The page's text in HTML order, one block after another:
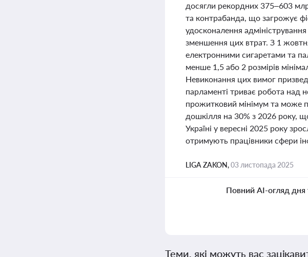
досягли рекордних 375–603
та контрабанда, що загрожує
удосконалення
зменшення цих втрат. З 1
електронними сигаретами та
менше 1,5 або 2 розмірів
Невиконання цих вимог
парламенті триває робота над
прожитковий мінімум та може
дошкілля на 30% з 2026 року,
Україні у вересні 2025 року
отримують працівники сфери
LIGA ZAKON,03 листопада 2025
Повний AI-огляд дня
Теми, які можуть вас